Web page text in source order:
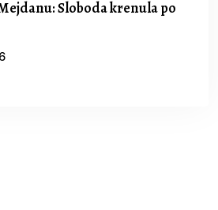
Sloboda krenula po